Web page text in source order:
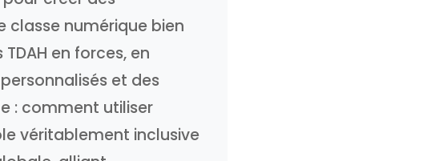
classe numérique bien
en forces, en
et des
: comment utiliser
véritablement inclusive